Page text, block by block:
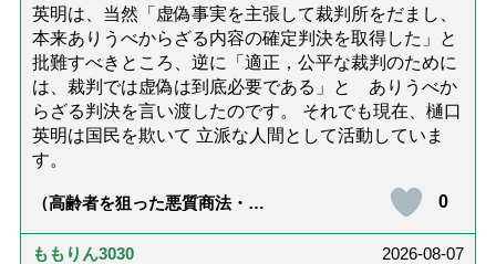
英明は、当然「虚偽事実を主張して裁判所をだまし、
本来ありうべからざる内容の確定判決を取得した」と
批難すべきところ、逆に「適正，公平な裁判のために
は、裁判では虚偽は到底必要である」と ありうべか
らざる判決を言い渡したのです。 それでも現在、樋口
英明は国民を欺いて 立派な人間として活動していま
す。
（高齢者を狙った悪質商法・訪
ないための4つの対策「騙されや
すい人の特徴は？」【社会福祉
0
ももりん3030
2026-08-07